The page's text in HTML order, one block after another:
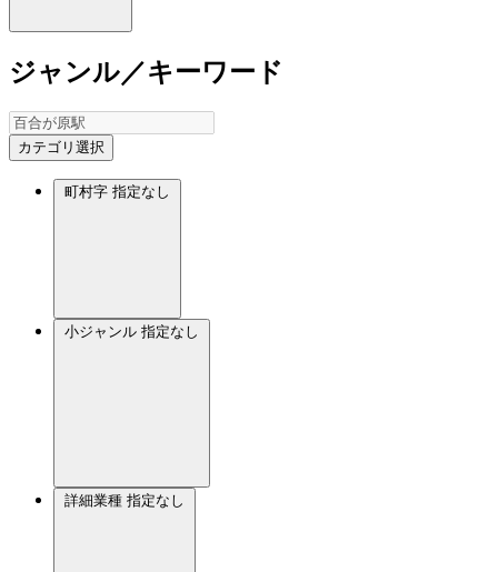
ジャンル／キーワード
カテゴリ選択
町村字 指定なし
小ジャンル 指定なし
詳細業種 指定なし